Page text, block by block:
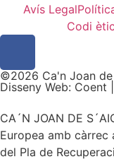
Avís Legal
Codi ètic
©2026 Ca'n Joan
Disseny Web: Coent
CA´N JOAN DE
Europea amb càrrec
del Pla de